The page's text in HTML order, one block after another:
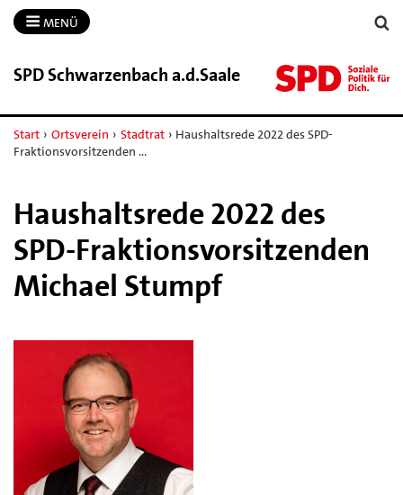
MENÜ
SPD Schwarzenbach a.​d.​Saale
Start › Ortsverein › Stadtrat › Haushaltsrede 2022 des SPD-
Fraktionsvorsitzenden …
Haushaltsrede 2022 des
SPD-Fraktionsvorsitzenden
Michael Stumpf